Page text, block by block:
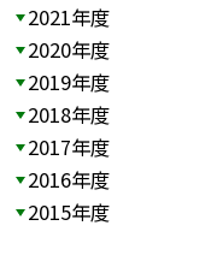
2021年度
2020年度
2019年度
2018年度
2017年度
2016年度
2015年度